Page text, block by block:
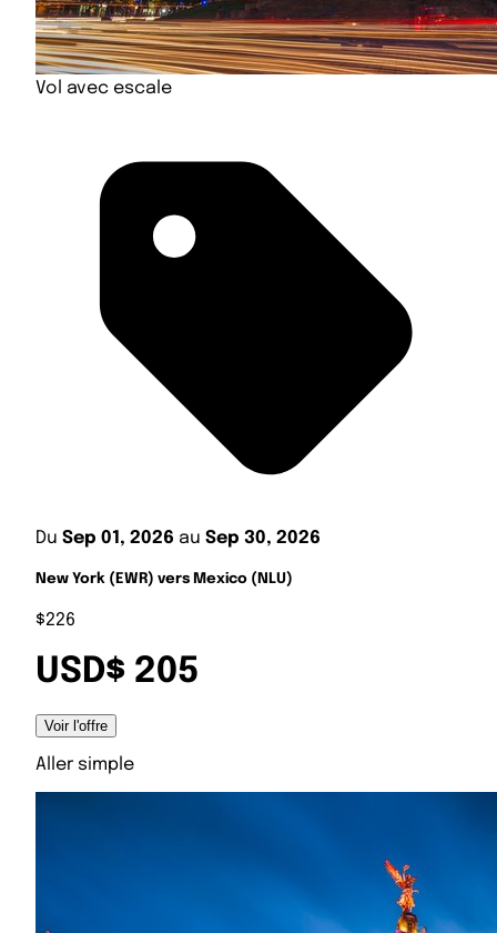
Vol avec escale
Du Sep 01, 2026 au Sep 30, 2026
New York (EWR) vers Mexico (NLU)
$226
USD$ 205
Voir l'offre
Aller simple